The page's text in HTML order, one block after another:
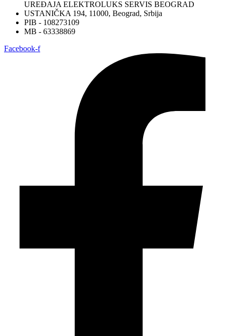
UREĐAJA ELEKTROLUKS SERVIS BEOGRAD
USTANIČKA 194, 11000, Beograd, Srbija
PIB - 108273109
MB - 63338869
Facebook-f